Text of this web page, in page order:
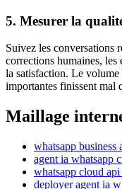
5. Mesurer la
Suivez les conversations
corrections humaines, les
la satisfaction. Le volume
importantes finissent mal
Maillage
whatsapp business
agent ia whatsapp
whatsapp cloud api
deployer agent ia